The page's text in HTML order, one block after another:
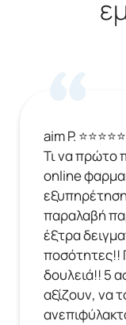
aim P. ⭐⭐⭐⭐⭐
Τι να πρώτο
online
παραλαβή
έξτρα
ποσότητες!!
δουλειά!! 5
αξίζουν, να